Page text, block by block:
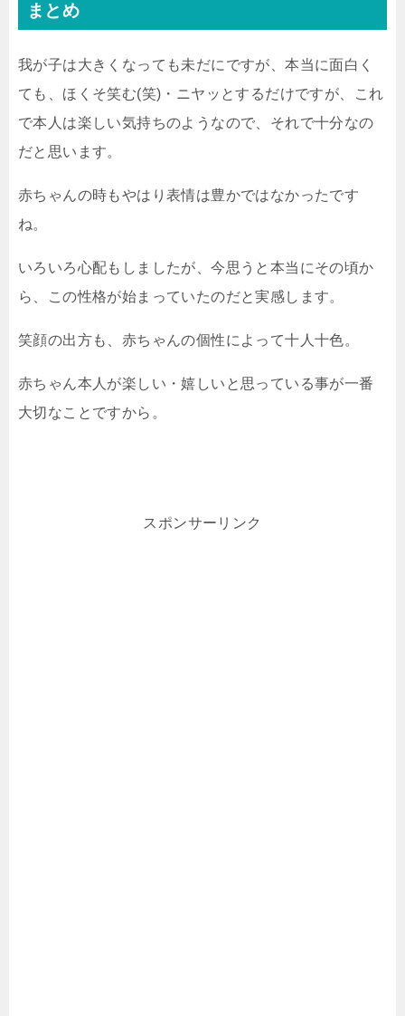
まとめ
我が子は大きくなっても未だにですが、本当に面白く
ても、ほくそ笑む(笑)・ニヤッとするだけですが、これ
で本人は楽しい気持ちのようなので、それで十分なの
だと思います。
赤ちゃんの時もやはり表情は豊かではなかったです
ね。
いろいろ心配もしましたが、今思うと本当にその頃か
ら、この性格が始まっていたのだと実感します。
笑顔の出方も、赤ちゃんの個性によって十人十色。
赤ちゃん本人が楽しい・嬉しいと思っている事が一番
大切なことですから。
スポンサーリンク